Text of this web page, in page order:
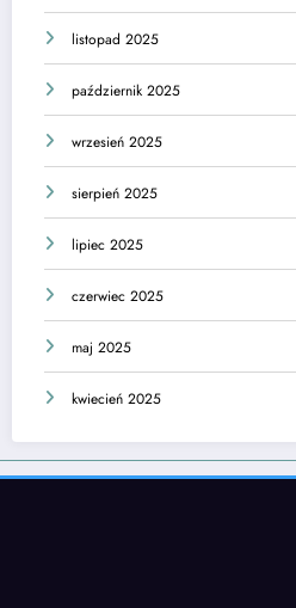
listopad 2025
październik 2025
wrzesień 2025
sierpień 2025
lipiec 2025
czerwiec 2025
maj 2025
kwiecień 2025